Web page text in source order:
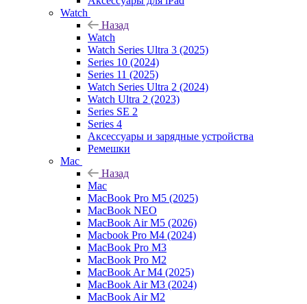
Watch
Назад
Watch
Watch Series Ultra 3 (2025)
Series 10 (2024)
Series 11 (2025)
Watch Series Ultra 2 (2024)
Watch Ultra 2 (2023)
Series SE 2
Series 4
Аксессуары и зарядные устройства
Ремешки
Mac
Назад
Mac
MacBook Pro M5 (2025)
MacBook NEO
MacBook Air M5 (2026)
Macbook Pro M4 (2024)
MacBook Pro M3
MacBook Pro M2
MacBook Ar M4 (2025)
MacBook Air M3 (2024)
MacBook Air M2